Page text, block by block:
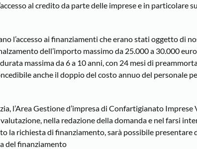
al credito da parte delle imprese e in particolare
l’accesso ai finanziamenti che erano stati oggetto di
dell’importo massimo da 25.000 a 30.000
massima da 6 a 10 anni, con 24 mesi di
anche il doppio del costo annuo del personale
l’Area Gestione d’impresa di Confartigianato Imprese
nella redazione della domanda e nel farsi
la richiesta di finanziamento, sarà possibile presentare
del finanziamento